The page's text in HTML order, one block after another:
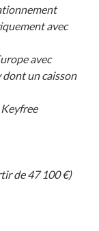
avec
avec
un caisson
Keyfree
de 47 100 €)